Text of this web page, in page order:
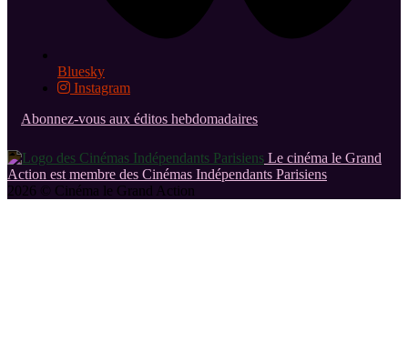
Bluesky
Instagram
Abonnez-vous aux éditos hebdomadaires
Le cinéma le Grand
Action est membre des Cinémas Indépendants Parisiens
2026 © Cinéma le Grand Action